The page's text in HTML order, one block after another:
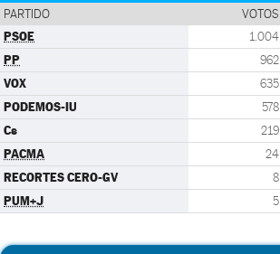
PARTIDO VOTOS
PSOE 1.004
PP 962
VOX 635
PODEMOS-IU 578
Cs 219
PACMA 24
RECORTES CERO-GV 8
PUM+J 5